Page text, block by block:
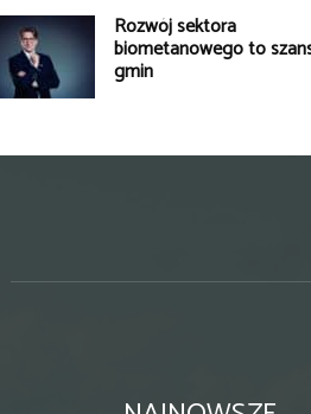
Rozwój sektora
biometanowego to
gmin